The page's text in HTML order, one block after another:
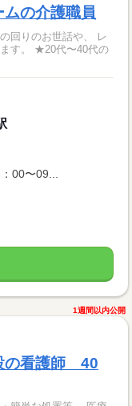
の介護職員
回りのお世話や、 レ
40代の
00〜09...
1週間以内公開
の看護師 40